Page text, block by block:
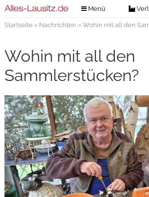
Menü
Verlag
Kontakt
Impressum
Nachrichten
Anzeigensuche
Digitale Ausgaben
Startseite» Nachrichten » Wohin mit all den
Wohin mit all den
Sammlerstücken?